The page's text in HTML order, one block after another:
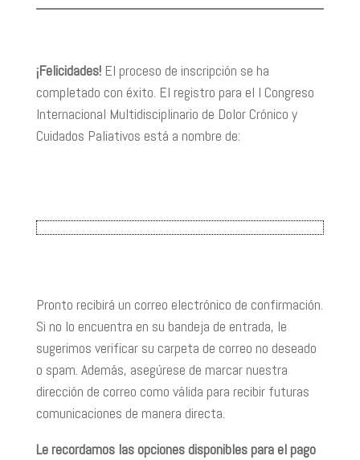
¡Felicidades!El proceso de inscripción se ha
completado con éxito. El registro para el I Congreso
Internacional Multidisciplinario de Dolor Crónico y
Cuidados Paliativos está a nombre de:
Pronto recibirá un correo electrónico de confirmación.
Si no lo encuentra en su bandeja de entrada, le
sugerimos verificar su carpeta de correo no deseado
o spam. Además, asegúrese de marcar nuestra
dirección de correo como válida para recibir futuras
comunicaciones de manera directa.
Le recordamos las opciones disponibles para el pago